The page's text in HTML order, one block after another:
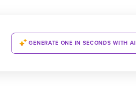
GENERATE ONE IN SECONDS WITH AI